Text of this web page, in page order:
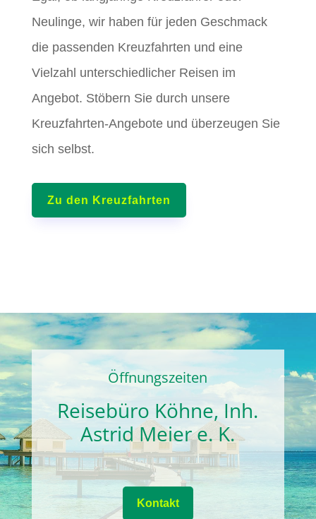
Neulinge, wir haben für jeden Geschmack
die passenden Kreuzfahrten und eine
Vielzahl unterschiedlicher Reisen im
Angebot. Stöbern Sie durch unsere
Kreuzfahrten-Angebote und überzeugen Sie
sich selbst.
Zu den Kreuzfahrten
Öffnungszeiten
Reisebüro Köhne, Inh.
Astrid Meier e. K.
Kontakt